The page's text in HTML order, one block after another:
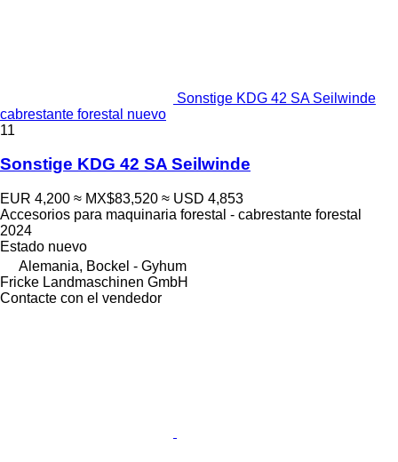
Sonstige KDG 42 SA Seilwinde
cabrestante forestal nuevo
11
Sonstige KDG 42 SA Seilwinde
EUR 4,200 ≈ MX$83,520 ≈ USD 4,853
Accesorios para maquinaria forestal - cabrestante forestal
2024
Estado nuevo
Alemania, Bockel - Gyhum
Fricke Landmaschinen GmbH
Contacte con el vendedor